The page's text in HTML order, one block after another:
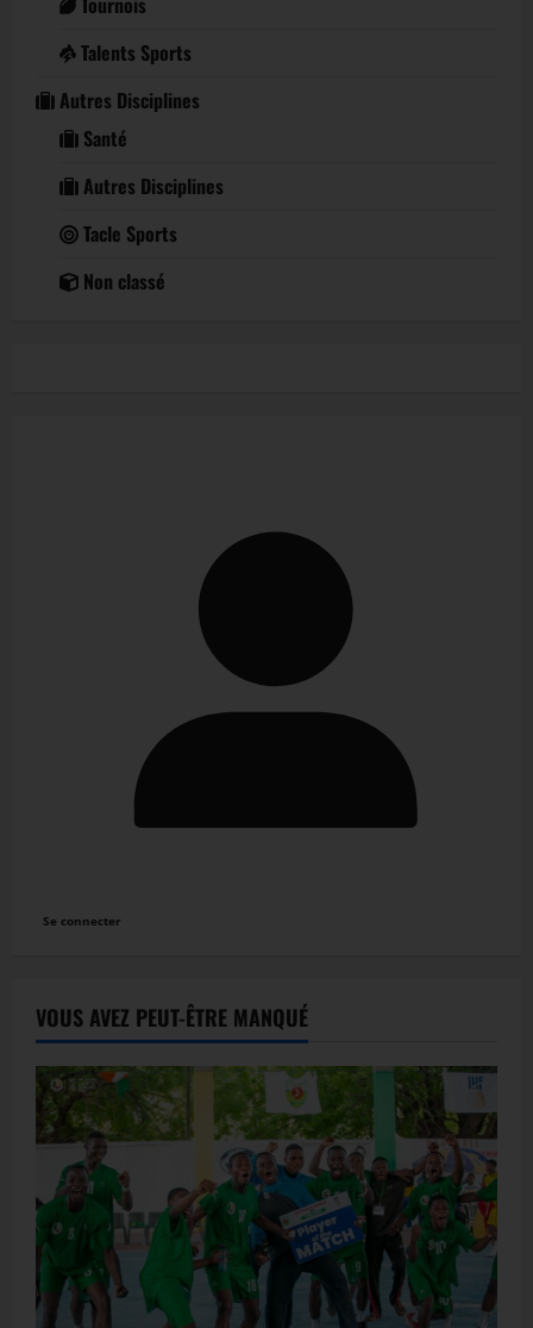
Talents Sports
Autres Disciplines
Santé
Autres Disciplines
Tacle Sports
Non classé
Se connecter
VOUS AVEZ PEUT-ÊTRE MANQUÉ